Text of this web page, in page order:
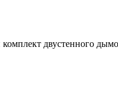
двустенного